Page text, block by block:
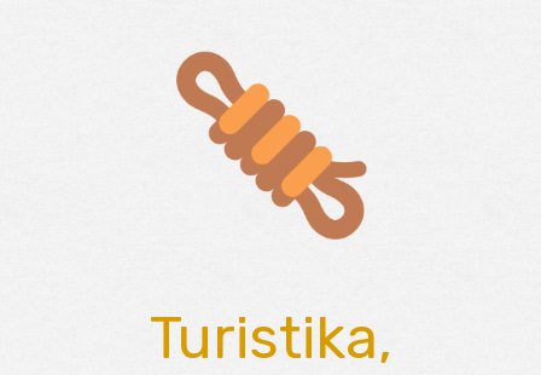
Turistika,